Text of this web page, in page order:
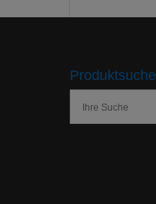
Produktsuche